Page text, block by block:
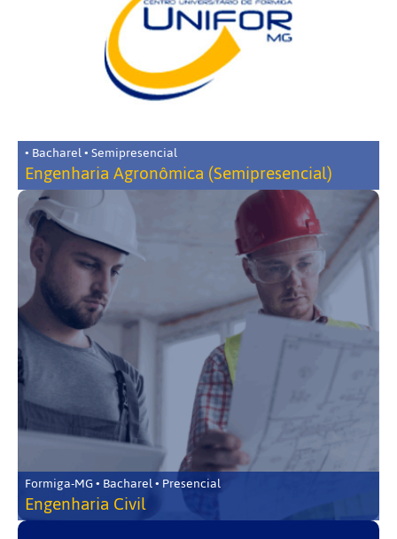
• Bacharel • Semipresencial
Engenharia Agronômica (Semipresencial)
Formiga-MG • Bacharel • Presencial
Engenharia Civil